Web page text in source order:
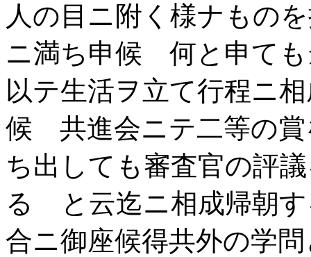
人の目ニ附く様ナもの
ニ満ち申候 何と申ても
以テ生活ヲ立て行程ニ
候 共進会ニテ二等の賞
ち出しても審査官の評
るゝと云迄ニ相成帰朝
合ニ御座候得共外の学